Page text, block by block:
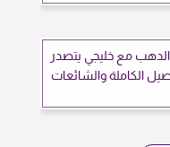
الدهب مع خليجي يتصدر
الكاملة والشائعات